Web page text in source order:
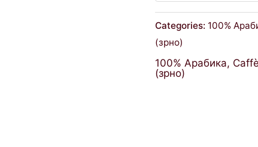
Categories: 100%
(зрно)
100% Арабика,
(зрно)